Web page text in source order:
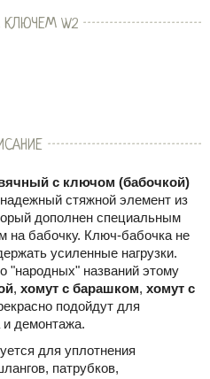
W2
с ключом (бабочкой)
стяжной элемент из
дополнен специальным
на бабочку. Ключ-бабочка не
усиленные нагрузки.
"народных" названий этому
, хомут с барашком, хомут с
подойдут для
и демонтажа.
для уплотнения
патрубков,